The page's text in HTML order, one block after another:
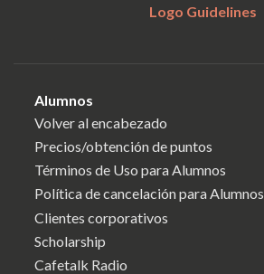
Logo Guidelines
Alumnos
Volver al encabezado
Precios/obtención de puntos
Términos de Uso para Alumnos
Política de cancelación para Alumnos
Clientes corporativos
Scholarship
Cafetalk Radio